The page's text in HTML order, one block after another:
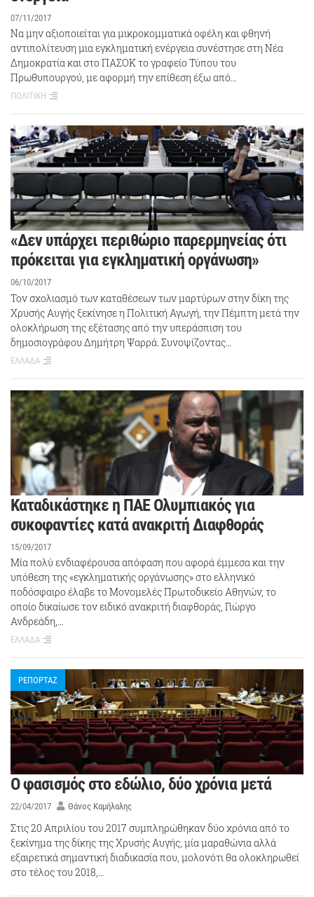
07/11/2017
Να μην αξιοποιείται για μικροκομματικά οφέλη και φθηνή
αντιπολίτευση μια εγκληματική ενέργεια συνέστησε στη Νέα
Δημοκρατία και στο ΠΑΣΟΚ το γραφείο Τύπου του
Πρωθυπουργού, με αφορμή την επίθεση έξω από…
ΠΟΛΙΤΙΚΗ
«Δεν υπάρχει περιθώριο παρερμηνείας ότι
πρόκειται για εγκληματική οργάνωση»
06/10/2017
Τον σχολιασμό των καταθέσεων των μαρτύρων στην δίκη της
Χρυσής Αυγής ξεκίνησε η Πολιτική Αγωγή, την Πέμπτη μετά την
ολοκλήρωση της εξέτασης από την υπεράσπιση του
δημοσιογράφου Δημήτρη Ψαρρά. Συνοψίζοντας…
ΕΛΛΑΔΑ
Καταδικάστηκε η ΠΑΕ Ολυμπιακός για
συκοφαντίες κατά ανακριτή Διαφθοράς
15/09/2017
Μία πολύ ενδιαφέρουσα απόφαση που αφορά έμμεσα και την
υπόθεση της «εγκληματικής οργάνωσης» στο ελληνικό
ποδόσφαιρο έλαβε το Μονομελές Πρωτοδικείο Αθηνών, το
οποίο δικαίωσε τον ειδικό ανακριτή διαφθοράς, Γιώργο
Ανδρεάδη,…
ΕΛΛΑΔΑ
ΡΕΠΟΡΤΑΖ
Ο φασισμός στο εδώλιο, δύο χρόνια μετά
22/04/2017 Θάνος Καμήλαλης
Στις 20 Απριλίου του 2017 συμπληρώθηκαν δύο χρόνια από το
ξεκίνημα της δίκης της Χρυσής Αυγής, μία μαραθώνια αλλά
εξαιρετικά σημαντική διαδικασία που, μολονότι θα ολοκληρωθεί
στο τέλος του 2018,…